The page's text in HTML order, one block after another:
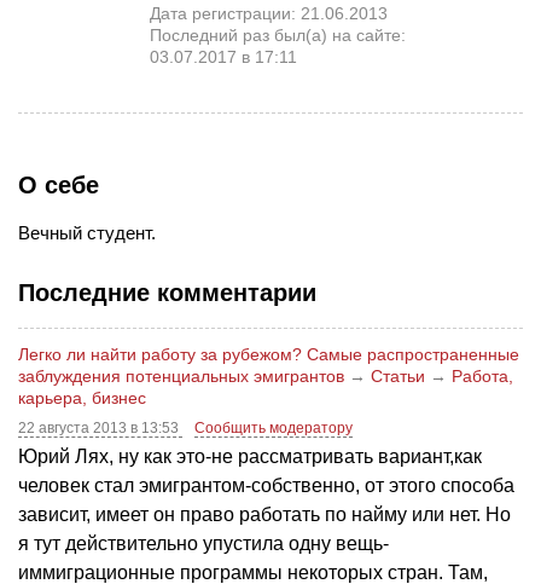
Дата регистрации: 21.06.2013
Последний раз был(а) на сайте:
03.07.2017 в 17:11
О себе
Вечный студент.
Последние комментарии
Легко ли найти работу за рубежом? Самые распространенные
заблуждения потенциальных эмигрантов → Статьи → Работа,
карьера, бизнес
22 августа 2013 в 13:53 Сообщить модератору
Юрий Лях, ну как это-не рассматривать вариант,как
человек стал эмигрантом-собственно, от этого способа
зависит, имеет он право работать по найму или нет. Но
я тут действительно упустила одну вещь-
иммиграционные программы некоторых стран. Там,